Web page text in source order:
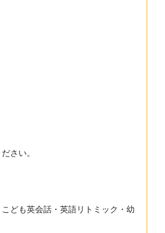
さい。
ども英会話・英語リトミック・幼